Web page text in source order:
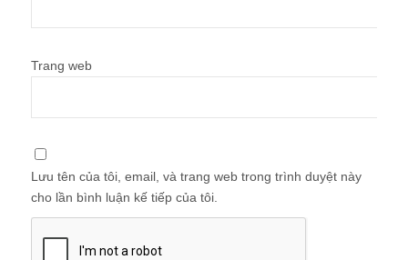
Trang web
Lưu tên của tôi, email, và trang web trong trình duyệt này
cho lần bình luận kế tiếp của tôi.